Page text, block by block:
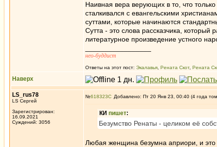
Наивная вера верующих в то, что
сталкивался с евангельскими
суттами, которые начинаются
Сутта - это слова рассказчика,
литературное произведение устного
нео-буддист
Ответы на этот пост: Экалавья Рената Скот, Рената
Наверх
LS_rus78
LS Сергей
Зарегистрирован:
16.09.2021
Суждений: 3056
№618323 Добавлено: Пт 20 Янв 23, 00:40 (4 года
КИ пишет:
Безумство Ренаты - целиком её
Любая женщина безумна априори, и это